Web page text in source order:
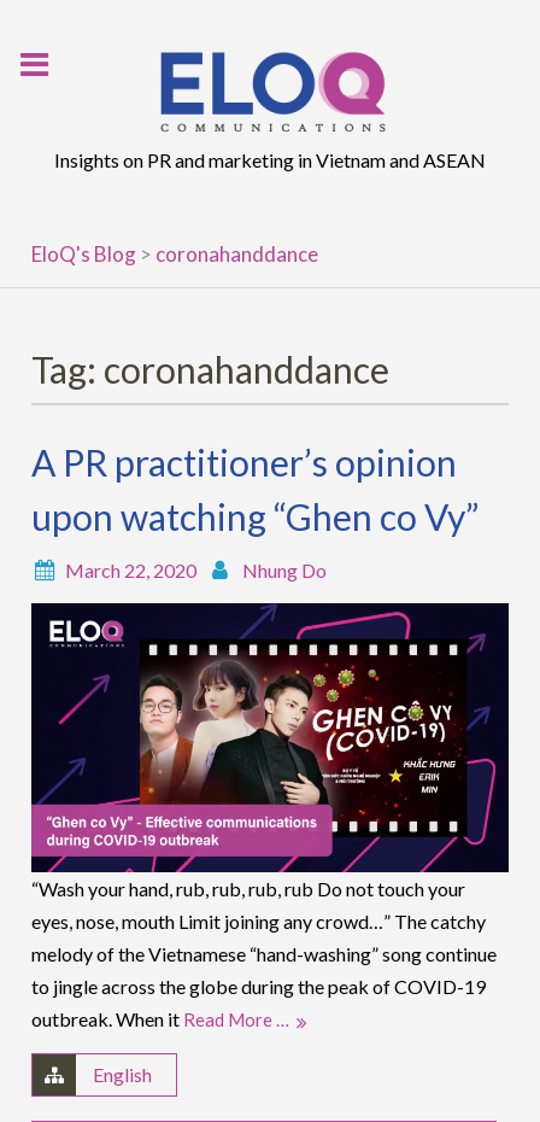
Insights on PR and marketing in Vietnam and ASEAN
EloQ's Blog > coronahanddance
Tag: coronahanddance
A PR practitioner’s opinion
upon watching “Ghen co Vy”
March 22, 2020 Nhung Do
“Wash your hand, rub, rub, rub, rub Do not touch your
eyes, nose, mouth Limit joining any crowd…” The catchy
melody of the Vietnamese “hand-washing” song continue
to jingle across the globe during the peak of COVID-19
outbreak. When it Read More …
English